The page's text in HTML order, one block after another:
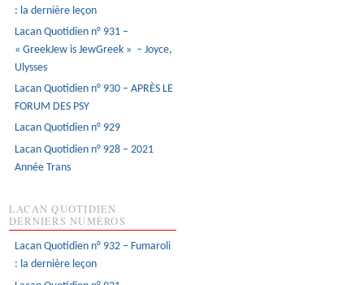
: la dernière leçon
Lacan Quotidien n° 931 –
« GreekJew is JewGreek » – Joyce,
Ulysses
Lacan Quotidien n° 930 – APRÈS LE
FORUM DES PSY
Lacan Quotidien n° 929
Lacan Quotidien n° 928 – 2021
Année Trans
LACAN QUOTIDIEN
DERNIERS NUMÉROS
Lacan Quotidien n° 932 – Fumaroli
: la dernière leçon